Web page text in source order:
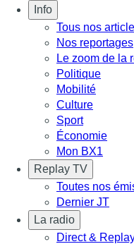
Info
Tous nos
Nos reportages
Le zoom de la
Politique
Mobilité
Culture
Sport
Économie
Mon BX1
Replay TV
Toutes nos
Dernier JT
La radio
Direct &